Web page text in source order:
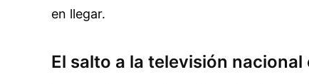
en llegar.
El salto a la televisión